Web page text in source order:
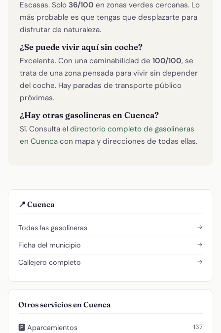
Escasas. Solo 36/100 en zonas verdes cercanas. Lo
más probable es que tengas que desplazarte para
disfrutar de naturaleza.
¿Se puede vivir aquí sin coche?
Excelente. Con una caminabilidad de 100/100, se
trata de una zona pensada para vivir sin depender
del coche. Hay paradas de transporte público
próximas.
¿Hay otras gasolineras en Cuenca?
Sí. Consulta el directorio completo de gasolineras
en Cuenca con mapa y direcciones de todas ellas.
📍 Cuenca
Todas las gasolineras →
Ficha del municipio →
Callejero completo →
Otros servicios en Cuenca
🅿️ Aparcamientos 137